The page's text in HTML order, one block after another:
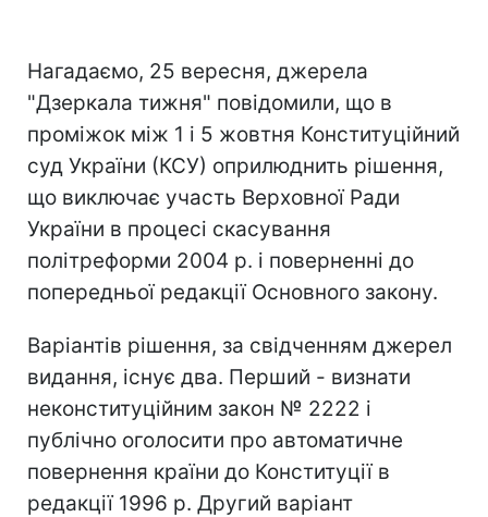
Нагадаємо, 25 вересня, джерела
"Дзеркала тижня" повідомили, що в
проміжок між 1 і 5 жовтня Конституційний
суд України (КСУ) оприлюднить рішення,
що виключає участь Верховної Ради
України в процесі скасування
політреформи 2004 р. і поверненні до
попередньої редакції Основного закону.
Варіантів рішення, за свідченням джерел
видання, існує два. Перший - визнати
неконституційним закон № 2222 і
публічно оголосити про автоматичне
повернення країни до Конституції в
редакції 1996 р. Другий варіант